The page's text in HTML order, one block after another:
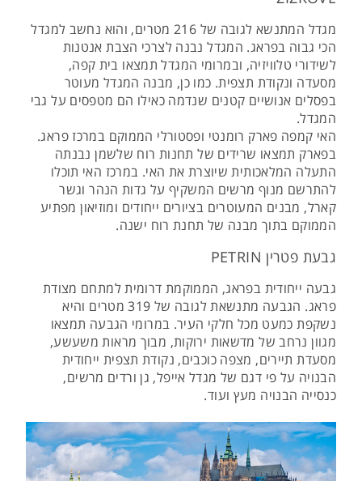
מגדל המתנשא לגובה של 216 מטרים, והוא נחשב למגדל
הכי גבוה בפראג. המגדל נבנה לצרכי הצבת אנטנות
לשידורי טלוויזיה, ובמרומי המגדל תמצאו בית קפה,
מסעדה ונקודת תצפית. כמו כן, מבנה המגדל מעוטר
בפסלים אנושיים קטנים שנדמה כאילו הם מטפסים על גבי
המגדל.
האי קמפה פארק רומנטי ופסטורלי הממוקם במרכז פראג.
בפארק תמצאו שרידים של תחנות רוח שלשמן נבנתה
התעלה המלאכותית שיוצרת את האי. במרכז האי תוכלו
להתרשם מנוף מרשים המשקיף על גדות הנהר וגשר
קארל, מבנים המעוטרים בציורים ייחודים ומוזיאון מפתיע
הממוקם בתוך מבנה של תחנת רוח ישנה.
גבעת פטרין PETRIN
גבעה ייחודית בפראג, הממוקמת דרומית למתחם מצודת
פראג. הגבעה מתנשאת לגובה של 319 מטרים והיא
נשקפת כמעט מכל חלקי העיר. במרומי הגבעה תמצאו
מגוון נרחב של מדשאות ירוקות, מבוך מראות משעשע,
מסעדת תיירים, מצפה כוכבים, נקודת תצפית ייחודית
הבנויה על פי דגם של מגדל אייפל, גן ורדים מרשים,
כנסייה הבנויה מעץ ועוד.